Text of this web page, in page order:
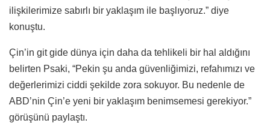
ilişkilerimize sabırlı bir yaklaşım ile başlıyoruz.” diye
konuştu.
Çin’in git gide dünya için daha da tehlikeli bir hal aldığını
belirten Psaki, “Pekin şu anda güvenliğimizi, refahımızı ve
değerlerimizi ciddi şekilde zora sokuyor. Bu nedenle de
ABD’nin Çin’e yeni bir yaklaşım benimsemesi gerekiyor.”
görüşünü paylaştı.